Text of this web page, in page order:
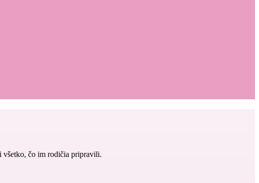
všetko, čo im rodičia pripravili.